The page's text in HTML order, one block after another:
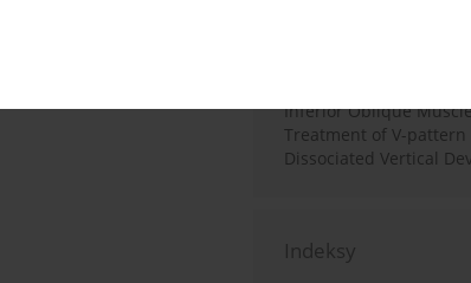
Silicone Oil-Induced
After Pars Plana
Inferior Oblique
Treatment of V-
Dissociated Vertical
Indeksy